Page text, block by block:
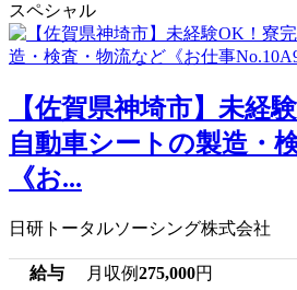
スペシャル
【佐賀県神埼市】未経
自動車シートの製造・
《お...
日研トータルソーシング株式会社
給与 月収例275,000円